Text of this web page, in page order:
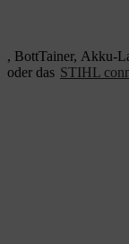
, BottTainer, Akku-
oder das STIHL